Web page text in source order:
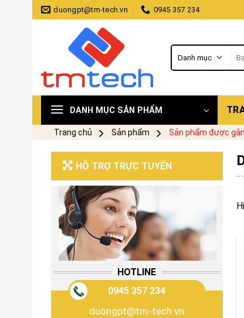
Skip
to
duongpt@tm-tech.vn 0945 357 234
DANH MỤC SẢN PHẨM
Trang chủ Sản phẩm Sản phẩm được
HỖ TRỢ TRỰC TUYẾN
HOTLINE
0945 357 234
duongpt@tm-tech.vn